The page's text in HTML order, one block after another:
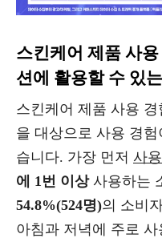
스킨케어 제품 사
션에 활용할 수 있
스킨케어 제품 사용
을 대상으로 사용 경
습니다. 가장 먼저 사
에 1번 이상사용하는
54.8%(524명)의 소비
아침과 저녁에 주로